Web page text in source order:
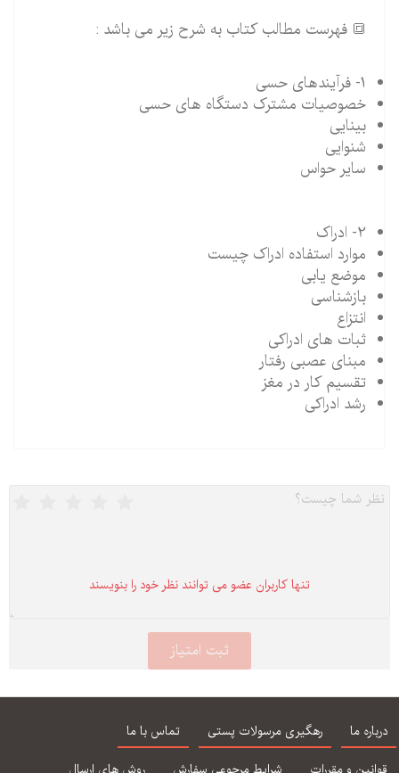
🔳 فهرست مطالب کتاب به شرح زیر می باشد :
1- فرآیندهای حسی
خصوصیات مشترک دستگاه های حسی
بینایی
شنوایی
سایر حواس
2- ادراک
موارد استفاده ادراک چیست
موضع یابی
بازشناسی
انتزاع
ثبات های ادراکی
مبنای عصبی رفتار
تقسیم کار در مغز
رشد ادراکی
تنها كاربران عضو می توانند نظر خود را بنویسند
درباره ما رهگیری مرسولات پستی
تماس با ما